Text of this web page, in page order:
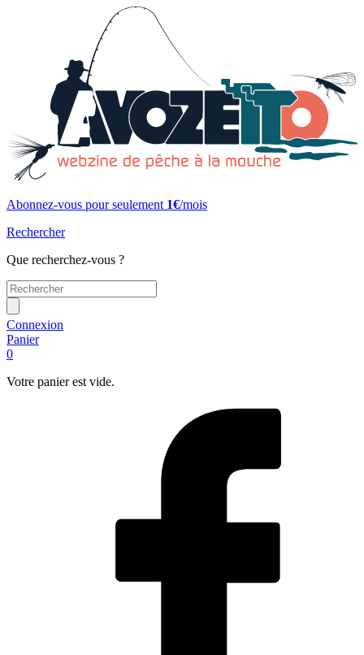
Abonnez-vous pour seulement 1€/mois
Rechercher
Que recherchez-vous ?
Connexion
Panier
0
Votre panier est vide.